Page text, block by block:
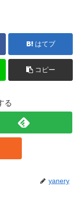
はてブ
コピー
る
yanery